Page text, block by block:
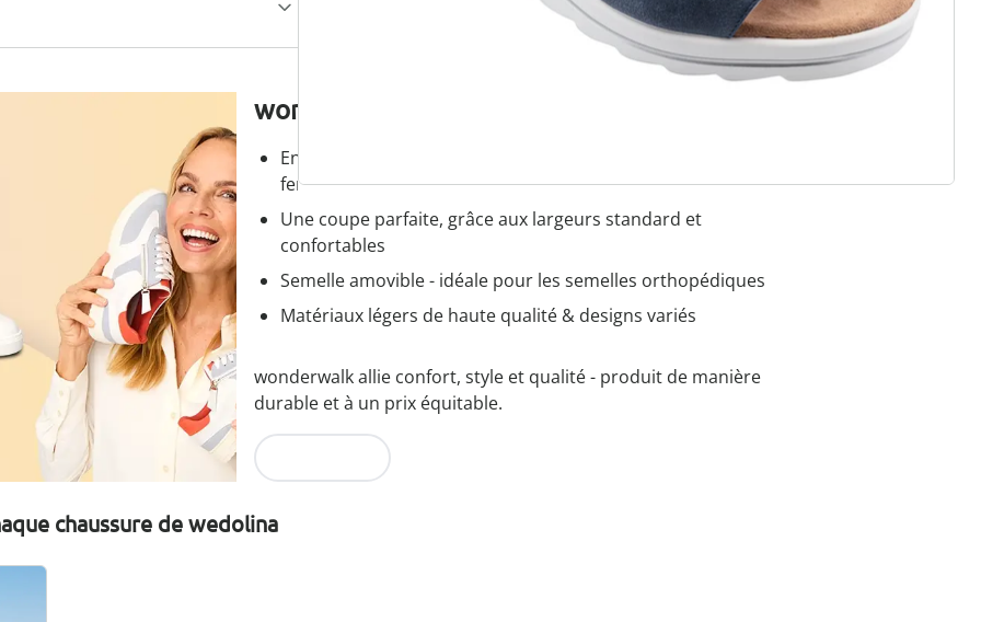
wonderwalk - Marcher comme sur un nuage
Enfilage confortable grâce à l'élastique, au velcro ou à la
fermeture éclair
Une coupe parfaite, grâce aux largeurs standard et
confortables
Semelle amovible - idéale pour les semelles orthopédiques
Matériaux légers de haute qualité & designs variés
wonderwalk allie confort, style et qualité - produit de manière
durable et à un prix équitable.
chaussure de wedolina